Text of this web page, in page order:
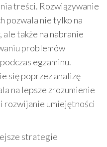
treści. Rozwiązywanie
pozwala nie tylko na
ale także na nabranie
problemów
egzaminu.
się poprzez analizę
na lepsze zrozumienie
rozwijanie umiejętności
strategie